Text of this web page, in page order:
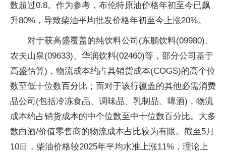
数超过0.8。作为参考，布伦特原油价格年初至今已飙
升80%，导致柴油平均批发价格年初至今上涨20%。
对于获高盛覆盖的纯饮料公司(东鹏饮料(09980)、
农夫山泉(09633)、华润饮料(02460)等，部分公司基于
高盛估算)，物流成本约占其销货成本(COGS)的高个位
数至低十位数百分比；而对于该行覆盖的其他必需消费
品公司(包括冷冻食品、调味品、乳制品、啤酒)，物流
成本约占销货成本的中个位数至中十位数百分比。大多
数白酒/价值零售商的物流成本占比较为有限。截至5月
10日，柴油价格较2025年平均水准上涨11%，理论上